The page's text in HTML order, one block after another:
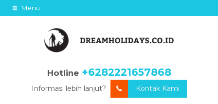
Menu
Hotline +6282221657868
Informasi lebih lanjut? Kontak Kami